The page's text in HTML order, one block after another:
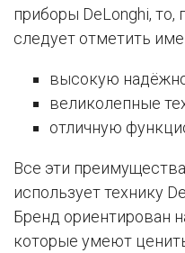
приборы DeLonghi, то,
следует отметить
высокую
великолепные
отличную
Все эти
использует технику
Бренд ориентирован
которые умеют